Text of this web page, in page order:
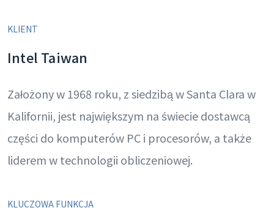
KLIENT
Intel Taiwan
Założony w 1968 roku, z siedzibą w Santa Clara w
Kalifornii, jest największym na świecie dostawcą
części do komputerów PC i procesorów, a także
liderem w technologii obliczeniowej.
KLUCZOWA FUNKCJA